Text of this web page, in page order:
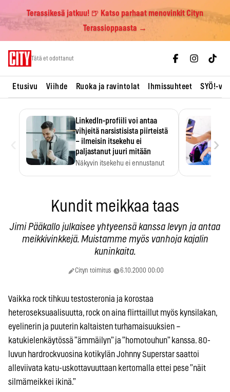
Terassikesä jatkuu! 🍺 Katso parhaat menovinkit Cityn
Terassioppaasta →
Tätä et odottanut
Etusivu Viihde Ruoka ja ravintolat Ihmissuhteet SYÖ!-
LinkedIn-profiili voi antaa
vihjeitä narsistisista piirteistä
– ilmeisin itsekehu ei
paljastanut juuri mitään
Näkyvin itsekehu ei ennustanut
›
Kundit meikkaa taas
Jimi Pääkallo julkaisee yhtyeensä kanssa levyn ja antaa
meikkivinkkejä. Muistamme myös vanhoja kajalin
kuninkaita.
Cityn toimitus 6.10.2000 00:00
Vaikka rock tihkuu testosteronia ja korostaa
heteroseksuaalisuutta, rock on aina flirttaillut myös kynsilakan,
eyelinerin ja puuterin kaltaisten turhamaisuuksien –
katukielenkäytössä ”ämmäilyn” ja ”homotouhun” kanssa. 80-
luvun hardrockvuosina kotikylän Johnny Superstar saattoi
alleviivata katu-uskottavuuttaan kertomalla ettei pese ”näit
silmämeikkei ikinä.”